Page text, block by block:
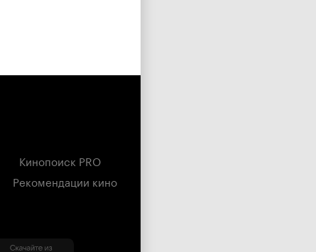
Кинопоиск PRO
Рекомендации кино